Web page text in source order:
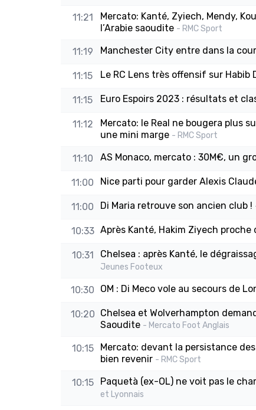
11:21
Mercato: Kanté, Zyiech, Mendy,
l’Arabie saoudite - RMC Sport
11:19 Manchester City entre dans la
11:15 Le RC Lens très offensif sur Habib
11:15 Euro Espoirs 2023 : résultats et
11:12
Mercato: le Real ne bougera plus
une mini marge - RMC Sport
11:10 AS Monaco, mercato : 30M€, un
11:00 Nice parti pour garder Alexis
11:00 Di Maria retrouve son ancien club !
10:33 Après Kanté, Hakim Ziyech proche
10:31 Chelsea : après Kanté, le
Jeunes Footeux
10:30 OM : Di Meco vole au secours de
10:20 Chelsea et Wolverhampton
Saoudite - Mercato Foot Anglais
10:15
Mercato: devant la persistance
bien revenir - RMC Sport
10:15 Paquetà (ex-OL) ne voit pas le
et Lyonnais